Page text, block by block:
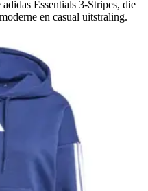
Essentials 3-Stripes, die
en casual uitstraling.